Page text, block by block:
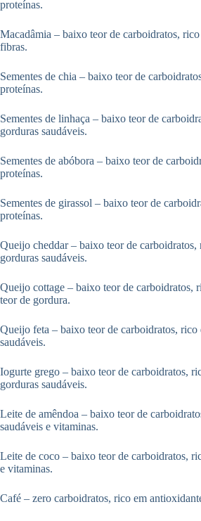
proteínas.
Macadâmia – baixo teor de carboidratos,
fibras.
Sementes de chia – baixo teor de
proteínas.
Sementes de linhaça – baixo teor de
gorduras saudáveis.
Sementes de abóbora – baixo teor de
proteínas.
Sementes de girassol – baixo teor de
proteínas.
Queijo cheddar – baixo teor de carboidratos,
gorduras saudáveis.
Queijo cottage – baixo teor de carboidratos,
teor de gordura.
Queijo feta – baixo teor de carboidratos, rico
saudáveis.
Iogurte grego – baixo teor de carboidratos,
gorduras saudáveis.
Leite de amêndoa – baixo teor de
saudáveis e vitaminas.
Leite de coco – baixo teor de carboidratos,
e vitaminas.
Café – zero carboidratos, rico em